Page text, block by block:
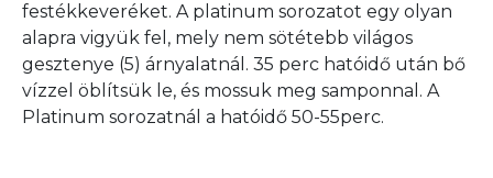
festékkeveréket. A platinum sorozatot egy olyan
alapra vigyük fel, mely nem sötétebb világos
gesztenye (5) árnyalatnál. 35 perc hatóidő után bő
vízzel öblítsük le, és mossuk meg samponnal. A
Platinum sorozatnál a hatóidő 50-55perc.